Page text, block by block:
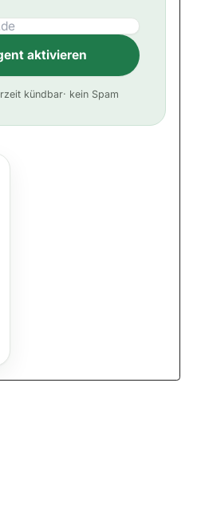
aktivieren
t
kündbar· kein Spam